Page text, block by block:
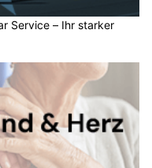
Service – Ihr starker